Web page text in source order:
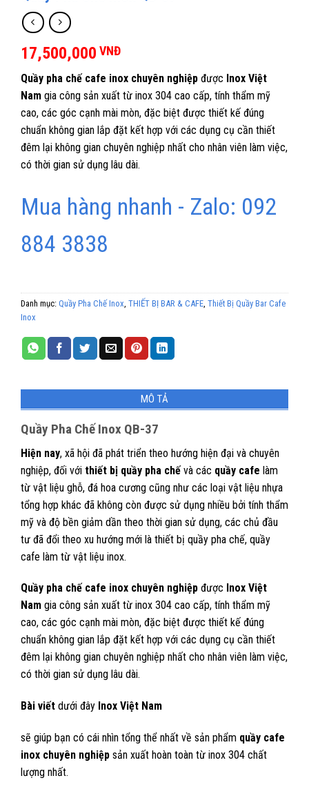
17,500,000 VNĐ
Quầy pha chế cafe inox chuyên nghiệp được Inox Việt
Nam gia công sản xuất từ inox 304 cao cấp, tính thẩm mỹ
cao, các góc cạnh mài mòn, đặc biệt được thiết kế đúng
chuẩn không gian lắp đặt kết hợp với các dụng cụ cần thiết
đêm lại không gian chuyên nghiệp nhất cho nhân viên làm việc,
có thời gian sử dụng lâu dài.
Mua hàng nhanh - Zalo: 092
884 3838
Danh mục: Quầy Pha Chế Inox THIẾT BỊ BAR & CAFE Thiết Bị Quầy Bar Cafe
Inox
MÔ TẢ
Quầy Pha Chế Inox QB-37
Hiện nay, xã hội đã phát triển theo hướng hiện đại và chuyên
nghiệp, đối với thiết bị quầy pha chếvà các quầy cafe làm
từ vật liệu ghỗ, đá hoa cương cũng như các loại vật liệu nhựa
tổng hợp khác đã không còn được sử dụng nhiều bởi tính thẩm
mỹ và độ bền giảm dần theo thời gian sử dụng, các chủ đầu
tư đã đổi theo xu hướng mới là thiết bị quầy pha chế, quầy
cafe làm từ vật liệu inox.
Quầy pha chế cafe inox chuyên nghiệp được Inox Việt
Nam gia công sản xuất từ inox 304 cao cấp, tính thẩm mỹ
cao, các góc cạnh mài mòn, đặc biệt được thiết kế đúng
chuẩn không gian lắp đặt kết hợp với các dụng cụ cần thiết
đêm lại không gian chuyên nghiệp nhất cho nhân viên làm việc,
có thời gian sử dụng lâu dài.
Bài viết dưới đây Inox Việt Nam
sẽ giúp bạn có cái nhìn tổng thể nhất về sản phẩm quầy cafe
inox chuyên nghiệp sản xuất hoàn toàn từ inox 304 chất
lượng nhất.